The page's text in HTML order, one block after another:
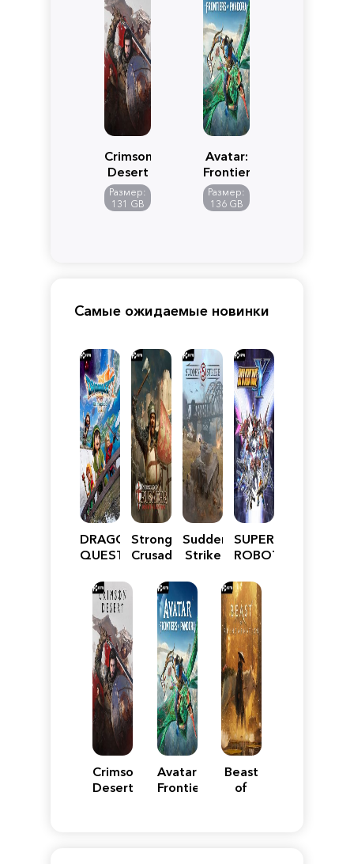
Crimson
Desert
Размер:
131 GB
Avatar:
Frontiers
of
Pandora
Размер:
136 GB
Самые ожидаемые новинки
DRAGON
QUEST
Reimagined
Stronghold
Crusader:
Edition
Sudden
Strike
SUPER
ROBOT
Y
Crimson
Desert
Avatar:
Frontiers
Beast
of